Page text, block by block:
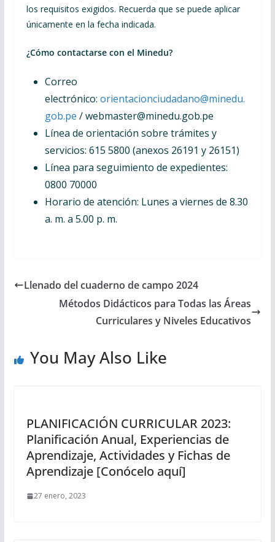
los requisitos exigidos. Recuerda que se puede aplicar
únicamente en la fecha indicada.
¿Cómo contactarse con el Minedu?
Correo
electrónico: orientacionciudadano@minedu.
gob.pe / webmaster@minedu.gob.pe
Línea de orientación sobre trámites y
servicios: 615 5800 (anexos 26191 y 26151)
Línea para seguimiento de expedientes:
0800 70000
Horario de atención: Lunes a viernes de 8.30
a. m. a 5.00 p. m.
Llenado del cuaderno de campo 2024
Métodos Didácticos para Todas las Áreas
Curriculares y Niveles Educativos
You May Also Like
PLANIFICACIÓN CURRICULAR 2023:
Planificación Anual, Experiencias de
Aprendizaje, Actividades y Fichas de
Aprendizaje [Conócelo aquí]
27 enero, 2023